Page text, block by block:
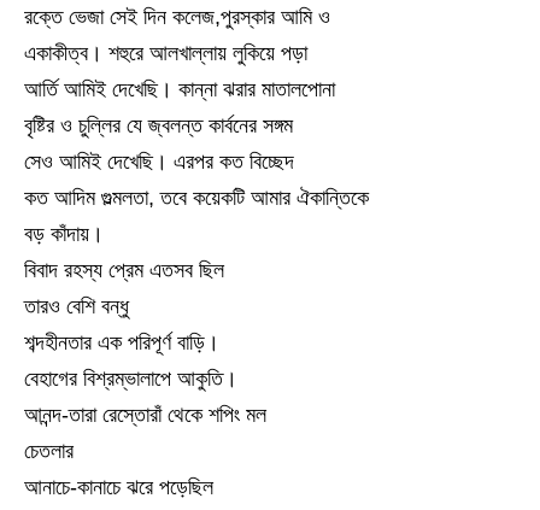
রক্তে ভেজা সেই দিন কলেজ,পুরস্কার আমি ও
একাকীত্ব। শহুরে আলখাল্লায় লুকিয়ে পড়া
আর্তি আমিই দেখেছি। কান্না ঝরার মাতালপোনা
বৃষ্টির ও চুল্লির যে জ্বলন্ত কার্বনের সঙ্গম
সেও আমিই দেখেছি। এরপর কত বিচ্ছেদ
কত আদিম গুল্মলতা, তবে কয়েকটি আমার ঐকান্তিকে
বড় কাঁদায়।
বিবাদ রহস্য প্রেম এতসব ছিল
তারও বেশি বন্ধু
শব্দহীনতার এক পরিপূর্ণ বাড়ি।
বেহাগের বিশ্রম্ভালাপে আকুতি।
আনন্দ-তারা রেস্তোরাঁ থেকে শপিং মল
চেতলার
আনাচে-কানাচে ঝরে পড়েছিল